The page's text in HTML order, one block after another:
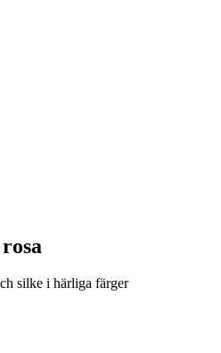
silke i härliga färger